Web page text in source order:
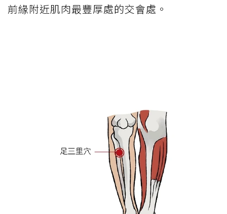
前緣附近肌肉最豐厚處的交會處。